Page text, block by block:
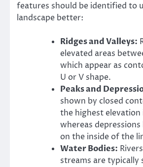
features should be identified to
landscape better:
Ridges and Valleys:
elevated areas
which appear as
U or V shape.
Peaks and
shown by closed
the highest
whereas
on the inside of the
Water Bodies:
streams are typically